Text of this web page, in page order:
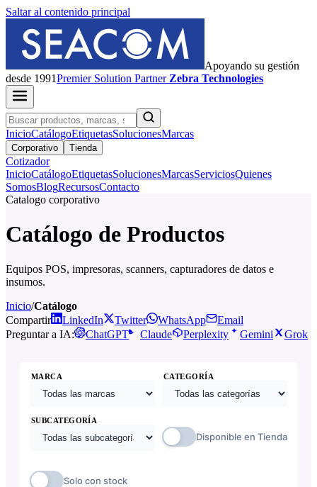
Saltar al contenido principal
Apoyando su gestión
desde 1991PremierSolution Partner Zebra Technologies
InicioCatálogoEtiquetasSolucionesMarcas
Corporativo Tienda
Cotizador
InicioCatálogoEtiquetasSolucionesMarcasServiciosQuienes
SomosBlogRecursosContacto
Catalogo corporativo
Catálogo de Productos
Equipos POS, impresoras, scanners, capturadores de datos e
insumos.
Inicio/Catálogo
Compartir
LinkedIn Twitter WhatsApp
Email
Preguntar a IA:
ChatGPT Claude Perplexity Gemini Grok
MARCA CATEGORÍA
SUBCATEGORÍA
Disponible en Tienda
Solo con stock